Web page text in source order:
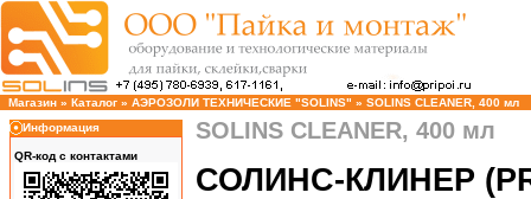
Магазин » Каталог » АЭРОЗОЛИ ТЕХНИЧЕСКИЕ "SOLINS" » SOLINS CLEANER, 400 мл
Информация
QR-код с контактами
SOLINS CLEANER, 400 мл
СОЛИНС-КЛИНЕР